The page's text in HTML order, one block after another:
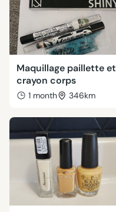
Maquillage paillette et
crayon corps
1 month 346km